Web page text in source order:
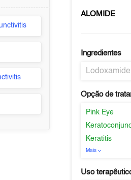
ALOMIDE
Ingredientes
Lodoxamide
Opção de
Pink Eye
Keratitis
Mais
Uso